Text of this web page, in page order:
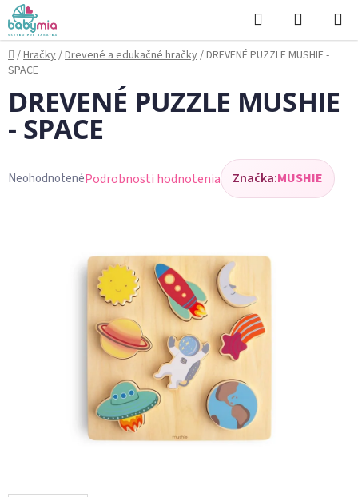
Prejsť
na
obsah
Hľadať
KOŠÍK
Domov
/Hračky/Drevené a edukačné hračky/DREVENÉ PUZZLE MUSHIE -
SPACE
DREVENÉ PUZZLE MUSHIE
- SPACE
Priemerné
NeohodnotenéPodrobnosti hodnotenia Značka:MUSHIE